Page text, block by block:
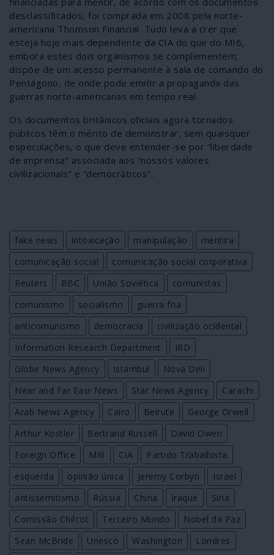
desclassificados, foi comprada em 2008 pela norte-
americana Thomson Financial. Tudo leva a crer que
esteja hoje mais dependente da CIA do que do MI6,
embora estes dois organismos se complementem;
dispõe de um acesso permanente à sala de comando do
Pentágono, de onde pode emitir a propaganda das
guerras norte-americanas em tempo real.
Os documentos britânicos oficiais agora tornados
públicos têm o mérito de demonstrar, sem quaisquer
especulações, o que deve entender-se por “liberdade
de imprensa” associada aos “nossos valores
civilizacionais” e “democráticos”.
fake news intoxicação manipulação
mentira
comunicação social
comunicação social corporativa
Reuters
BBC União Soviética
comunistas
comunismo
socialismo
guerra fria
anticomunismo
democracia
civilização ocidental
Information Research Department
IRD
Globe News Agency
Istambul
Nova Deli
Near and Far Easr News
Star News Agency
Carachi
Arab News Agency
Cairo Beirute
George Orwell
Arthur Kostler
Bertrand Russell
David Owen
Foreign Office
MI6 CIA
Partido Trabalhista
esquerda
opinião única Jeremy Corbyn
Israel
antissemitismo
Rússia China Iraque
Síria
Comissão Chilcot
Terceiro Mundo
Nobel da Paz
Sean McBride
Unesco Washington
Londres